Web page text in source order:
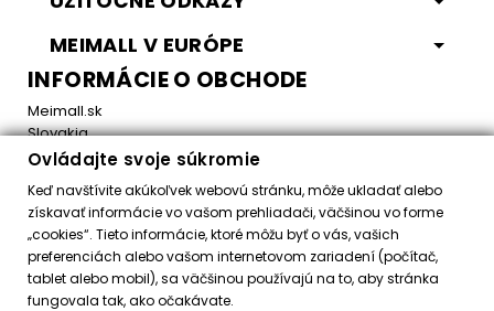
MEIMALL V EURÓPE
INFORMÁCIE O OBCHODE
Meimall.sk
Slovakia
Email:office@meimall.sk
Control your Privacy
Ovládajte svoje súkromie
Keď navštívite akúkoľvek webovú stránku, môže ukladať alebo
získavať informácie vo vašom prehliadači, väčšinou vo forme
„cookies“. Tieto informácie, ktoré môžu byť o vás, vašich
preferenciách alebo vašom internetovom zariadení (počítač,
tablet alebo mobil), sa väčšinou používajú na to, aby stránka
fungovala tak, ako očakávate.